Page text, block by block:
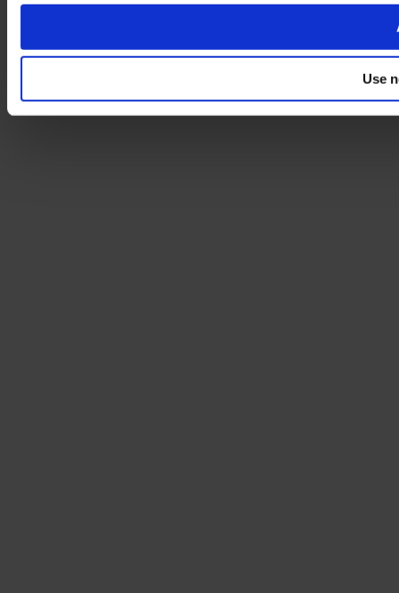
Use